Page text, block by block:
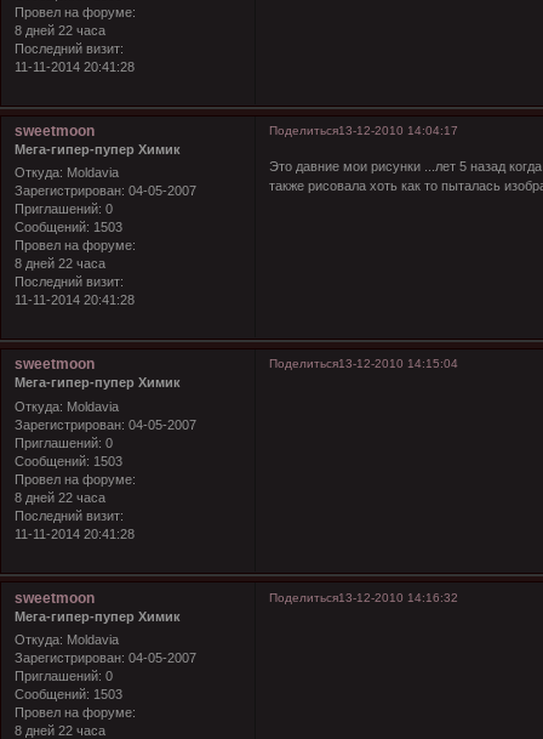
Провел на форуме:
8 дней 22 часа
Последний визит:
11-11-2014 20:41:28
Поделиться13-12-2010 14:04:17
sweetmoon
Мега-гипер-пупер Химик
Откуда: Moldavia
Зарегистрирован: 04-05-2007
Приглашений: 0
Сообщений: 1503
Провел на форуме:
8 дней 22 часа
Последний визит:
11-11-2014 20:41:28
Это давние мои рисунки ...лет 5 назад
также рисовала хоть как то пыталась
Поделиться13-12-2010 14:15:04
sweetmoon
Мега-гипер-пупер Химик
Откуда: Moldavia
Зарегистрирован: 04-05-2007
Приглашений: 0
Сообщений: 1503
Провел на форуме:
8 дней 22 часа
Последний визит:
11-11-2014 20:41:28
Поделиться13-12-2010 14:16:32
sweetmoon
Мега-гипер-пупер Химик
Откуда: Moldavia
Зарегистрирован: 04-05-2007
Приглашений: 0
Сообщений: 1503
Провел на форуме:
8 дней 22 часа